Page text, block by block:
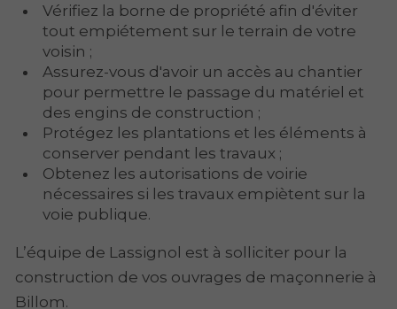
Vérifiez la borne de propriété afin d'éviter
tout empiétement sur le terrain de votre
voisin ;
Assurez-vous d'avoir un accès au chantier
pour permettre le passage du matériel et
des engins de construction ;
Protégez les plantations et les éléments à
conserver pendant les travaux ;
Obtenez les autorisations de voirie
nécessaires si les travaux empiètent sur la
voie publique.
L’équipe de Lassignol est à solliciter pour la
construction de vos ouvrages de maçonnerie à
Billom.